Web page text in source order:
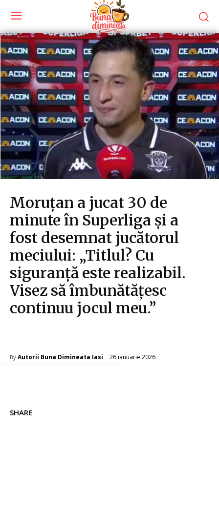
Moruțan a jucat 30 de
minute în Superliga și a
fost desemnat jucătorul
meciului: „Titlul? Cu
siguranță este realizabil.
Visez să îmbunătățesc
continuu jocul meu.”
By Autorii Buna Dimineata Iasi 26 ianuarie 2026
SHARE